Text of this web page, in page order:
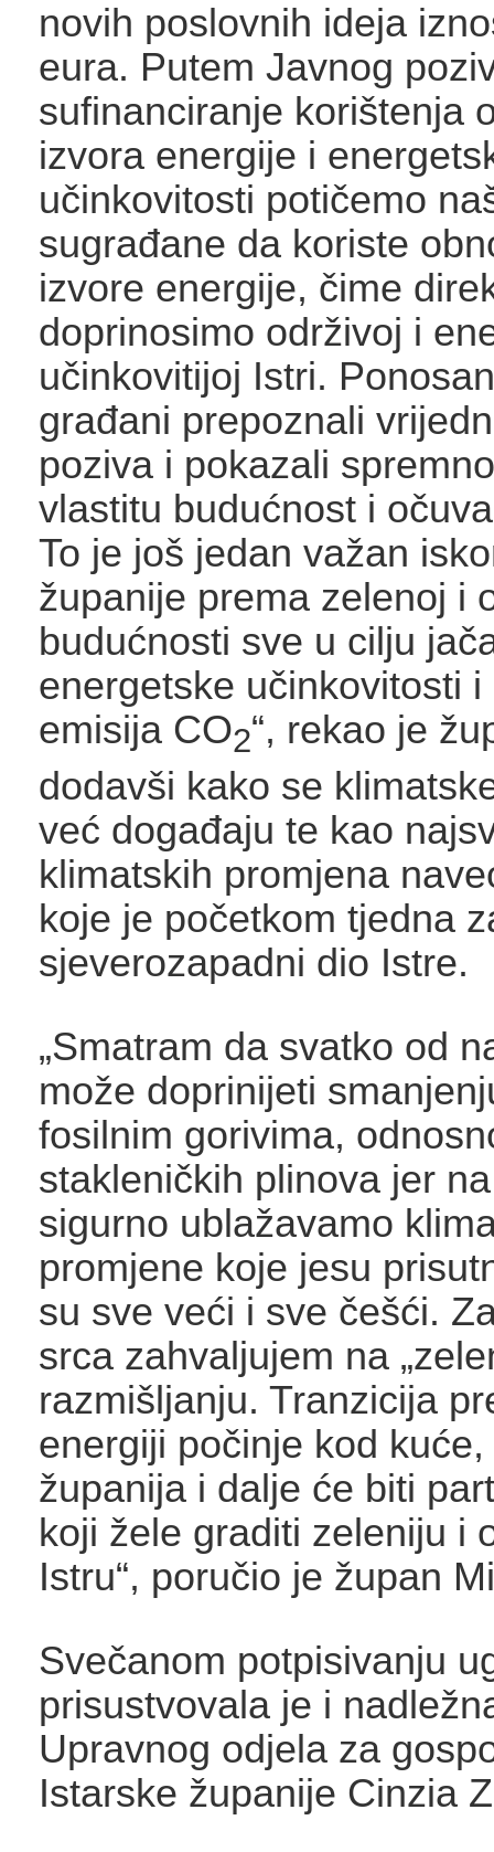
novih poslovnih ideja
eura. Putem Javnog
sufinanciranje korištenja
izvora energije i
učinkovitosti potičemo
sugrađane da koriste
izvore energije, čime
doprinosimo održivoj i
učinkovitijoj Istri.
građani prepoznali
poziva i pokazali
vlastitu budućnost i
To je još jedan važan
županije prema zelenoj i
budućnosti sve u cilju
energetske učinkovitosti
emisija CO2“, rekao je
dodavši kako se
već događaju te kao
klimatskih promjena
koje je početkom tjedna
sjeverozapadni dio Istre.
„Smatram da svatko od
može doprinijeti
fosilnim gorivima,
stakleničkih plinova jer
sigurno ublažavamo
promjene koje jesu
su sve veći i sve češći.
srca zahvaljujem na
razmišljanju. Tranzicija
energiji počinje kod
županija i dalje će biti
koji žele graditi zeleniju i
Istru“, poručio je župan
Svečanom potpisivanju
prisustvovala je i
Upravnog odjela za
Istarske županije Cinzia